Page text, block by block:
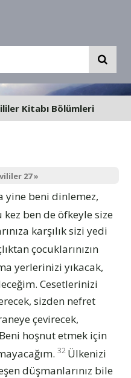
Kitabı Bölümleri
27 »
yine beni dinlemez,
kez ben de öfkeyle size
karşılık sizi yedi
çocuklarınızın
yerlerinizi yıkacak,
Cesetlerinizi
sizden nefret
çevirecek,
Beni hoşnut etmek için
32 Ülkenizi
düşmanlarınız bile